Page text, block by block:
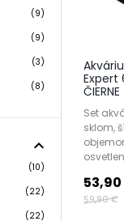
(9)
(9)
(3)
(8)
expand_less
(10)
(22)
(22)
Expert
ČIERNE
Set
sklom,
59,90 €